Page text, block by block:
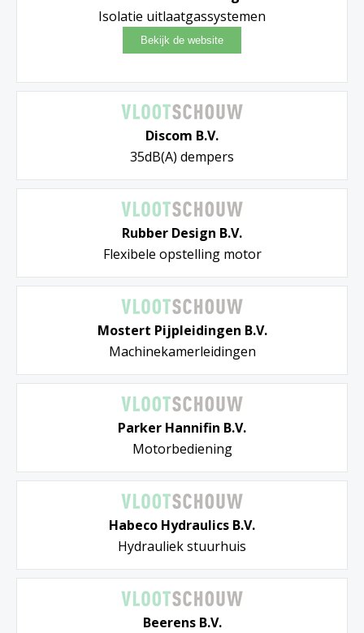
Isolatie uitlaatgassystemen
Discom B.V.
35dB(A) dempers
Rubber Design B.V.
Flexibele opstelling motor
Mostert Pijpleidingen B.V.
Machinekamerleidingen
Parker Hannifin B.V.
Motorbediening
Habeco Hydraulics B.V.
Hydrauliek stuurhuis
Beerens B.V.